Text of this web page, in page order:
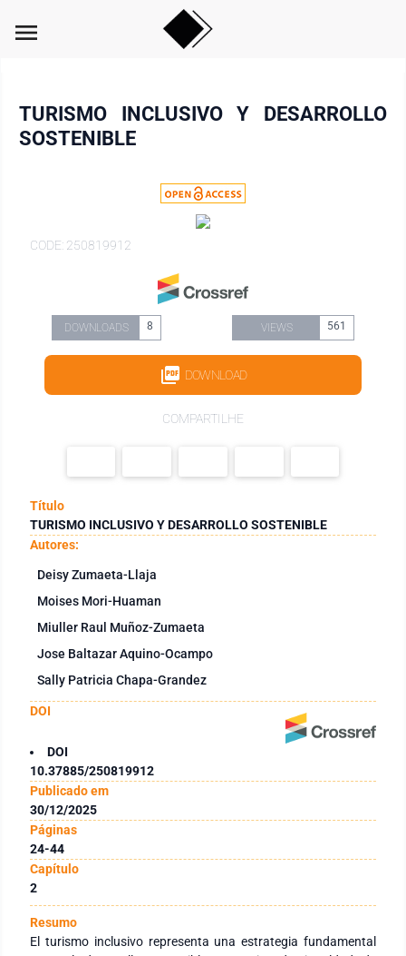
menu
TURISMO INCLUSIVO Y DESARROLLO
SOSTENIBLE
CODE: 250819912
DOWNLOADS 8 VIEWS 561
DOWNLOAD
COMPARTILHE
Título
TURISMO INCLUSIVO Y DESARROLLO SOSTENIBLE
Autores:
Deisy Zumaeta-Llaja
Moises Mori-Huaman
Miuller Raul Muñoz-Zumaeta
Jose Baltazar Aquino-Ocampo
Sally Patricia Chapa-Grandez
DOI
DOI
10.37885/250819912
Publicado em
30/12/2025
Páginas
24-44
Capítulo
2
Resumo
El turismo inclusivo representa una estrategia fundamental